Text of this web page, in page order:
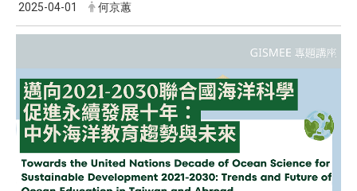
2025-04-01 何京蕙